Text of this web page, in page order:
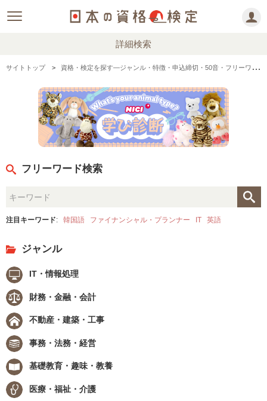
詳細検索
サイトトップ 資格・検定を探す―ジャンル・特徴・申込締切・50音・フリーワード検索
フリーワード検索
注目キーワード: 韓国語 ファイナンシャル・プランナー IT 英語
ジャンル
IT・情報処理
財務・金融・会計
不動産・建築・工事
事務・法務・経営
基礎教育・趣味・教養
医療・福祉・介護